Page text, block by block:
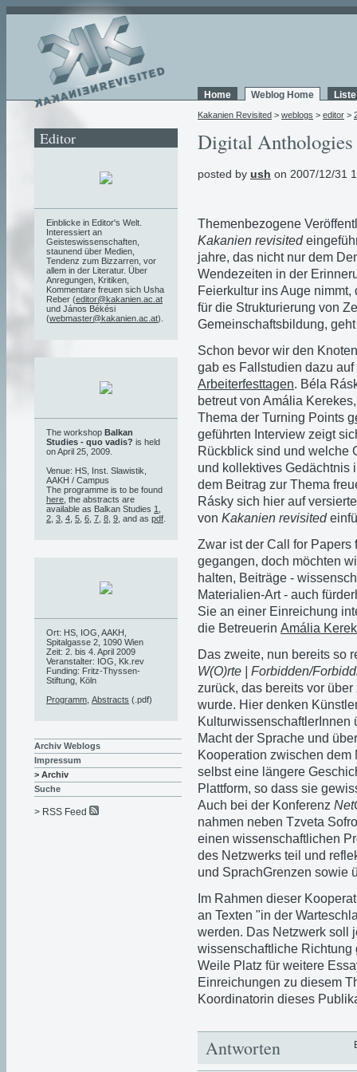
Home Weblog Home
Kakanien Revisited > weblogs > editor >
Digital Anthologies
posted by ush on 2007/12/31
Themenbezogene
Kakanien revisited
jahre, das nicht nur dem
Wendezeiten in der
Feierkultur ins Auge
für die Strukturierung von
Gemeinschaftsbildung,
Schon bevor wir den
gab es Fallstudien dazu
Arbeiterfesttagen. Béla
betreut von Amália
Thema der Turning Points
geführten Interview zeigt
Rückblick sind und welche
und kollektives Gedächtnis
dem Beitrag zur Thema
Rásky sich hier auf
von Kakanien revisited
Zwar ist der Call for Papers
gegangen, doch möchten
halten, Beiträge -
Materialien-Art - auch
Sie an einer Einreichung
die Betreuerin Amália
Das zweite, nun bereits so
W(O)rte | Forbidden/
zurück, das bereits vor
wurde. Hier denken
KulturwissenschaftlerInnen
Macht der Sprache und
Kooperation zwischen
selbst eine längere
Plattform, so dass sie
Auch bei der Konferenz
nahmen neben Tzveta
einen wissenschaftlichen
des Netzwerks teil und
und SprachGrenzen sowie
Im Rahmen dieser
an Texten "in der
werden. Das Netzwerk soll
wissenschaftliche Richtung
Weile Platz für weitere
Einreichungen zu diesem
Koordinatorin dieses
Antworten
Editor
Einblicke in Editor's Welt.
Interessiert an
Geisteswissenschaften,
staunend über Medien,
Tendenz zum Bizzarren, vor
allem in der Literatur. Über
Anregungen, Kritiken,
Kommentare freuen sich Usha
Reber (editor@kakanien.ac.at
und János Békési
(webmaster@kakanien.ac.at).
The workshop Balkan
Studies - quo vadis? is held
on April 25, 2009.
Venue: HS, Inst. Slawistik,
AAKH / Campus
The programme is to be found
here , the abstracts are
available as Balkan Studies 1
2 3 4 5 6 7 8 9 , and as pdf
Ort: HS, IOG, AAKH,
Spitalgasse 2, 1090 Wien
Zeit: 2. bis 4. April 2009
Veranstalter: IOG, Kk.rev
Funding: Fritz-Thyssen-
Stiftung, Köln
Programm Abstracts (.pdf)
Archiv Weblogs
Impressum
> Archiv
Suche
> RSS Feed